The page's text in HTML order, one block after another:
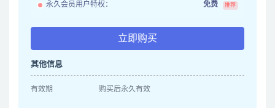
永久会员用户特权： 免费 推荐
立即购买
其他信息
有效期 购买后永久有效